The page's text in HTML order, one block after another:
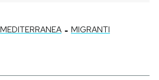
MEDITERRANEA - MIGRANTI